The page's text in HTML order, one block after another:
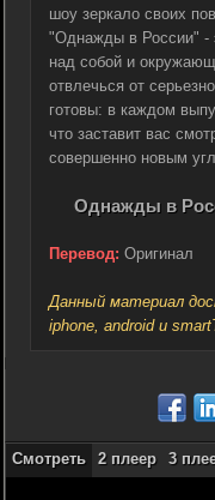
шоу зеркало своих
"Однажды в России" -
над собой и
отвлечься от
готовы: в каждом
что заставит вас
совершенно новым
Однажды в
Перевод: Оригинал
Данный материал
iphone, android и
Смотреть 2 плеер 3